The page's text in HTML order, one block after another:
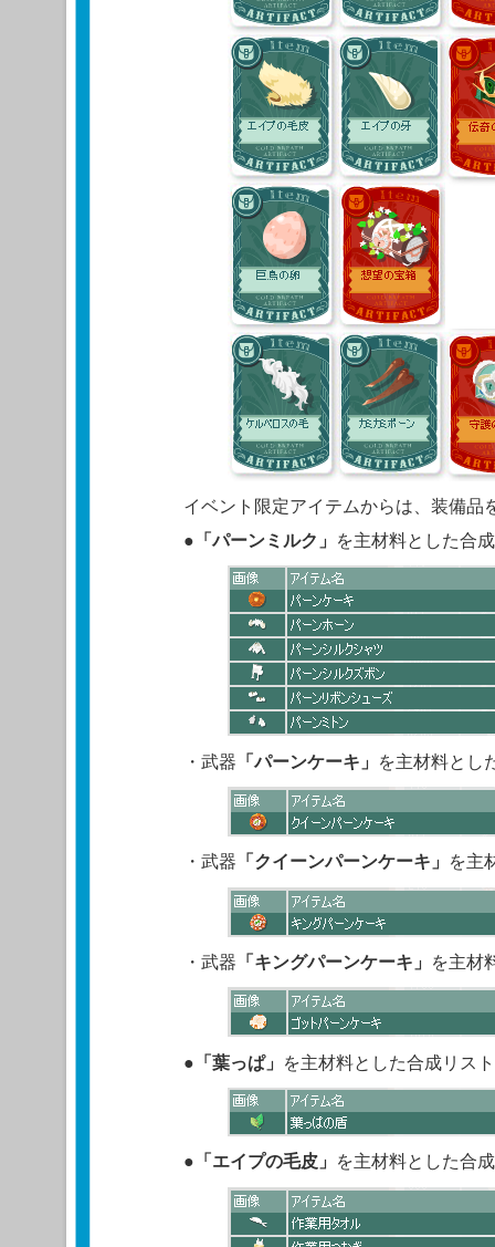
イベント限定アイテムからは、装備品
● 「 パーンミルク 」 を主材料とした合
・武器 「パーンケーキ」 を主材料とし
・武器 「クイーンパーンケーキ」 を主
・武器 「キングパーンケーキ」 を主材
● 「 葉っぱ」 を主材料とした合成リスト
● 「 エイプの毛皮 」 を主材料とした合